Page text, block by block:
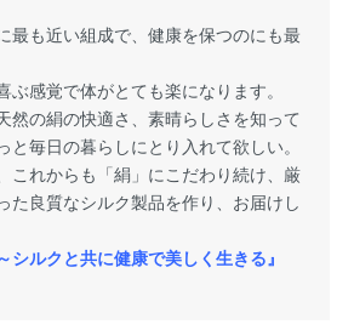
最も近い組成で、健康を保つのにも最
ぶ感覚で体がとても楽になります。
然の絹の快適さ、素晴らしさを知って
と毎日の暮らしにとり入れて欲しい。
これからも「絹」にこだわり続け、厳
た良質なシルク製品を作り、お届けし
シルクと共に健康で美しく生きる』